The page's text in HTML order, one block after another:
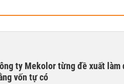
ty Mekolor từng đề xuất làm
vốn tự có